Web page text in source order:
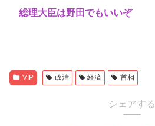
総理大臣は野田でもいいぞ
VIP 政治 経済 首相
シェアする